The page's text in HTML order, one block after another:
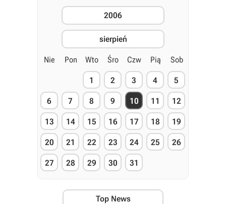
2006
sierpień
Nie Pon Wto Śro Czw Pią Sob
1 2 3 4 5
6 7 8 9 10 11 12
13 14 15 16 17 18 19
20 21 22 23 24 25 26
27 28 29 30 31
Top News